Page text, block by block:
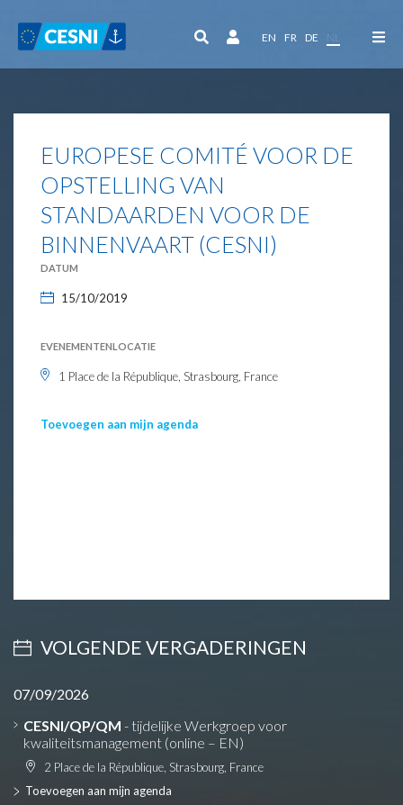
EN FR DE NL
EUROPESE COMITÉ VOOR DE
OPSTELLING VAN
STANDAARDEN VOOR DE
BINNENVAART (CESNI)
DATUM
15/10/2019
EVENEMENTENLOCATIE
1 Place de la République, Strasbourg, France
Toevoegen aan mijn agenda
VOLGENDE VERGADERINGEN
07/09/2026
CESNI/QP/QM - tijdelijke Werkgroep voor
kwaliteitsmanagement (online – EN)
2 Place de la République, Strasbourg, France
Toevoegen aan mijn agenda